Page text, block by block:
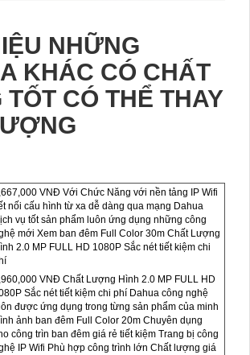
NHỮNG
KHÁC CÓ CHẤT
CÓ THỂ THAY
VNĐ Với Chức Năng với nền tảng IP Wifi
nối cấu hình từ xa dễ dàng qua mạng Dahua
vụ tốt sản phẩm luôn ứng dụng những công
mới Xem ban đêm Full Color 30m Chất Lượng
2.0 MP FULL HD 1080P Sắc nét tiết kiệm chi
VNĐ Chất Lượng Hình 2.0 MP FULL HD
Sắc nét tiết kiệm chi phí Dahua công nghệ
được ứng dụng trong từng sản phẩm của minh
ảnh ban đêm Full Color 20m Chuyên dụng
công trìn ban đêm giá rẻ tiết kiệm Trang bị công
IP Wifi Phù hợp công trình lớn Chất lượng giá